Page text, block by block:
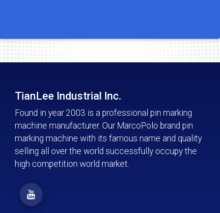
TianLee Industrial Inc.
Found in year 2003 is a professional pin marking
machine manufacturer. Our MarcoPolo brand pin
marking machine with its famous name and quality
selling all over the world successfully occupy the
high competition world market.